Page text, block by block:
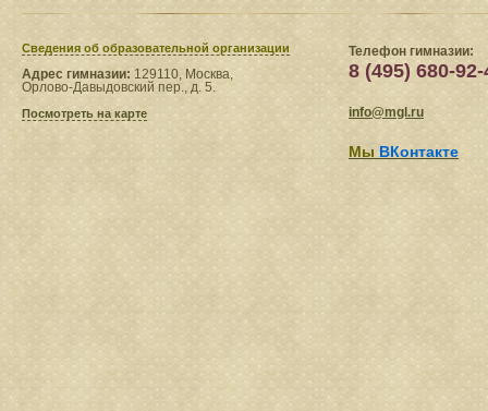
Сведения​ об образовательной организации
Адрес гимназии: 129110, Москва,
Орлово-Давыдовский пер., д. 5.
Посмотреть на карте
Телефон гимназии:
8 (495) 680-92-
info@mgl.ru
Мы ВКонтакте